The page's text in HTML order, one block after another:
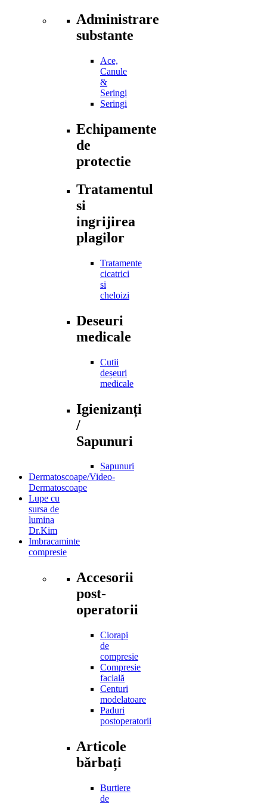
Administrare
substante
Ace,
Canule
&
Seringi
Seringi
Echipamente
de
protectie
Tratamentul
si
ingrijirea
plagilor
Tratamente
cicatrici
si
cheloizi
Deseuri
medicale
Cutii
deșeuri
medicale
Igienizanți
/
Sapunuri
Sapunuri
Dermatoscoape/Video-
Dermatoscoape
Lupe cu
sursa de
lumina
Dr.Kim
Imbracaminte
compresie
Accesorii
post-
operatorii
Ciorapi
de
compresie
Compresie
facială
Centuri
modelatoare
Paduri
postoperatorii
Articole
bărbați
Burtiere
de